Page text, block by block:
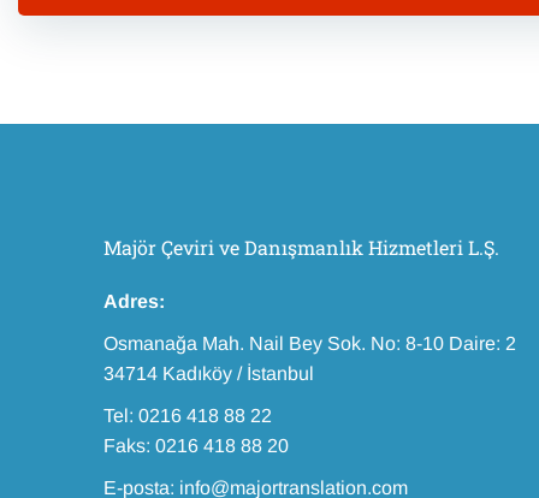
Majör Çeviri ve Danışmanlık Hizmetleri L.Ş.
Adres:
Osmanağa Mah. Nail Bey Sok. No: 8-10 Daire: 2
34714 Kadıköy / İstanbul
Tel: 0216 418 88 22
Faks: 0216 418 88 20
E-posta: info@majortranslation.com